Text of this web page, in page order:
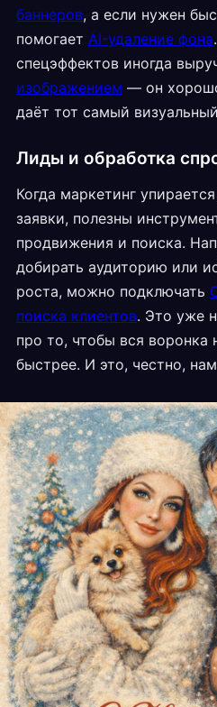
баннеров, а если нужен
помогает AI-удаление фона
спецэффектов иногда
изображением — он
даёт тот самый
Лиды и обработка
Когда маркетинг
заявки, полезны
продвижения и поиска.
добирать аудиторию или
роста, можно подключать
поиска клиентов. Это уже
про то, чтобы вся воронка
быстрее. И это, честно,